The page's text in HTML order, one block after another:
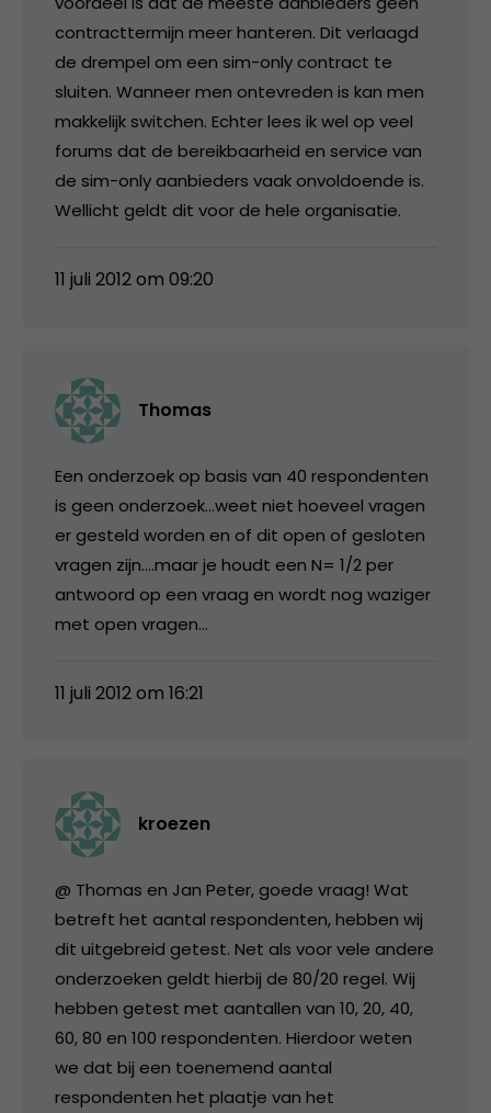
contracttermijn meer hanteren. Dit verlaagd
de drempel om een sim-only contract te
sluiten. Wanneer men ontevreden is kan men
makkelijk switchen. Echter lees ik wel op veel
forums dat de bereikbaarheid en service van
de sim-only aanbieders vaak onvoldoende is.
Wellicht geldt dit voor de hele organisatie.
11 juli 2012 om 09:20
Thomas
Een onderzoek op basis van 40 respondenten
is geen onderzoek…weet niet hoeveel vragen
er gesteld worden en of dit open of gesloten
vragen zijn….maar je houdt een N= 1/2 per
antwoord op een vraag en wordt nog waziger
met open vragen…
11 juli 2012 om 16:21
kroezen
@ Thomas en Jan Peter, goede vraag! Wat
betreft het aantal respondenten, hebben wij
dit uitgebreid getest. Net als voor vele andere
onderzoeken geldt hierbij de 80/20 regel. Wij
hebben getest met aantallen van 10, 20, 40,
60, 80 en 100 respondenten. Hierdoor weten
we dat bij een toenemend aantal
respondenten het plaatje van het